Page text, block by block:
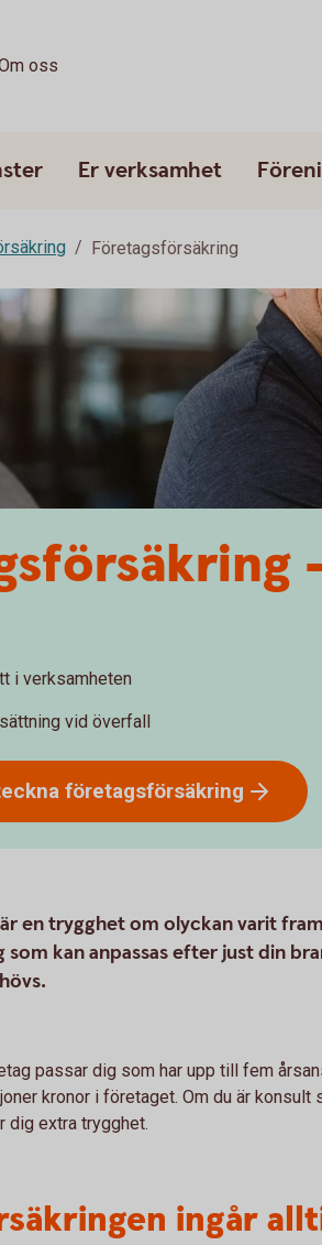
oss
Er verksamhet
Företagsförsäkring
i verksamheten
vid överfall
företagsförsäkring
en trygghet om olyckan varit
kan anpassas efter just din
passar dig som har upp till fem
kronor i företaget. Om du är konsult
dig extra trygghet.
ingår